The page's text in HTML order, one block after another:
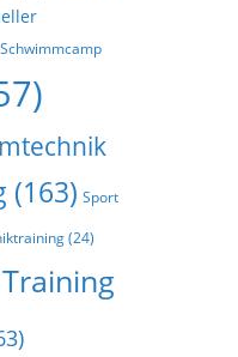
Schwimmcamp
(163) Sport
(24)
Training